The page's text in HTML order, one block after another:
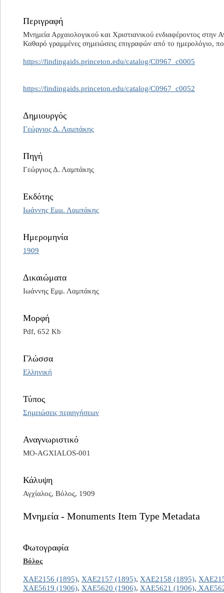
Περιγραφή
Μνημεία Αρχαιολογικού και Χριστιανικού ενδιαφέροντος
Καθαρό γραμμένες σημειώσεις επιγραφών από το ημερολόγιο,
https://findingaids.princeton.edu/catalog/C0967_c0005
https://findingaids.princeton.edu/catalog/C0967_c0052
Δημιουργός
Γεώργιος Δ. Λαμπάκης
Πηγή
Γεώργιος Δ. Λαμπάκης
Εκδότης
Ιωάννης Εμμ. Λαμπάκης
Ημερομηνία
1909
Δικαιώματα
Ιωάννης Εμμ. Λαμπάκης
Μορφή
Pdf, 652 Kb
Γλώσσα
Ελληνική
Τύπος
Σημειώσεις περιηγήσεων
Αναγνωριστικό
MO-AGXIALOS-001
Κάλυψη
Αγχίαλος, Βόλος, 1909
Μνημεία - Monuments Item Type Metadata
Φωτογραφία
Βόλος
ΧΑΕ2156 (1895), ΧΑΕ2157 (1895), ΧΑΕ2158 (1895),
ΧΑΕ5619 (1906), ΧΑΕ5620 (1906), ΧΑΕ5621 (1906),